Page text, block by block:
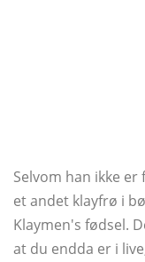
Selvom han ikke
et andet klayfrø i
Klaymen's fødsel.
at du endda er i